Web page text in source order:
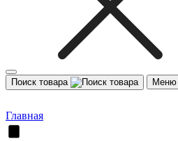
Поиск товара Меню
Главная